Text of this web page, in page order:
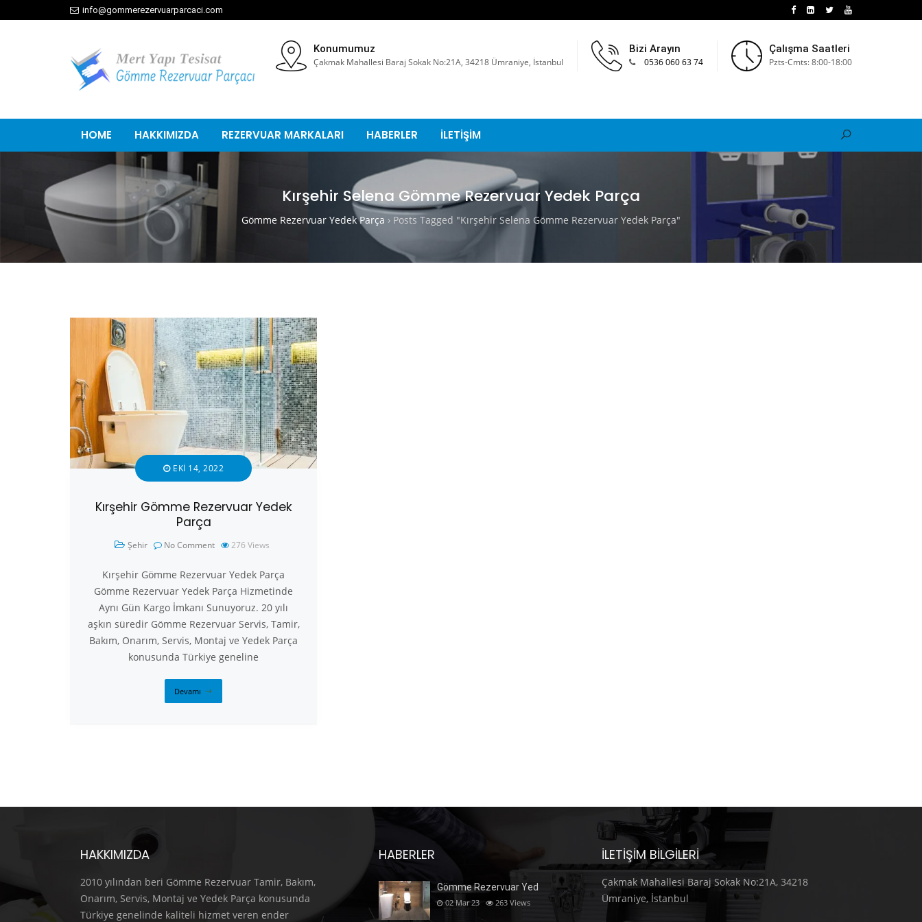
info@gommerezervuarparcaci.com
Konumumuz
Çakmak Mahallesi Baraj Sokak No:21A, 34218 Ümraniye, İstanbul
Bizi Arayın
0536 060 63 74
Çalışma Saatleri
Pzts-Cmts: 8:00-18:00
HOME HAKKIMIZDA REZERVUAR MARKALARI HABERLER İLETİŞİM
Kırşehir Selena Gömme Rezervuar Yedek Parça
Gömme Rezervuar Yedek Parça › Posts Tagged "Kırşehir Selena Gömme Rezervuar Yedek Parça"
EKI 14, 2022
Kırşehir Gömme Rezervuar Yedek
Parça
Şehir No Comment 276 Views
Kırşehir Gömme Rezervuar Yedek Parça
Gömme Rezervuar Yedek Parça Hizmetinde
Aynı Gün Kargo İmkanı Sunuyoruz. 20 yılı
aşkın süredir Gömme Rezervuar Servis, Tamir,
Bakım, Onarım, Servis, Montaj ve Yedek Parça
konusunda Türkiye geneline
Devamı
HAKKIMIZDA
2010 yılından beri Gömme Rezervuar Tamir, Bakım,
Onarım, Servis, Montaj ve Yedek Parça konusunda
Türkiye genelinde kaliteli hizmet veren ender
HABERLER
Gömme Rezervuar Yed
02 Mar 23 263 Views
İLETIŞIM BILGILERI
Çakmak Mahallesi Baraj Sokak No:21A, 34218
Ümraniye, İstanbul